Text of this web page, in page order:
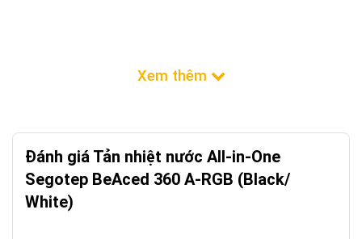
Đánh giá Tản nhiệt nước All-in-One
Segotep BeAced 360 A-RGB (Black/
White)